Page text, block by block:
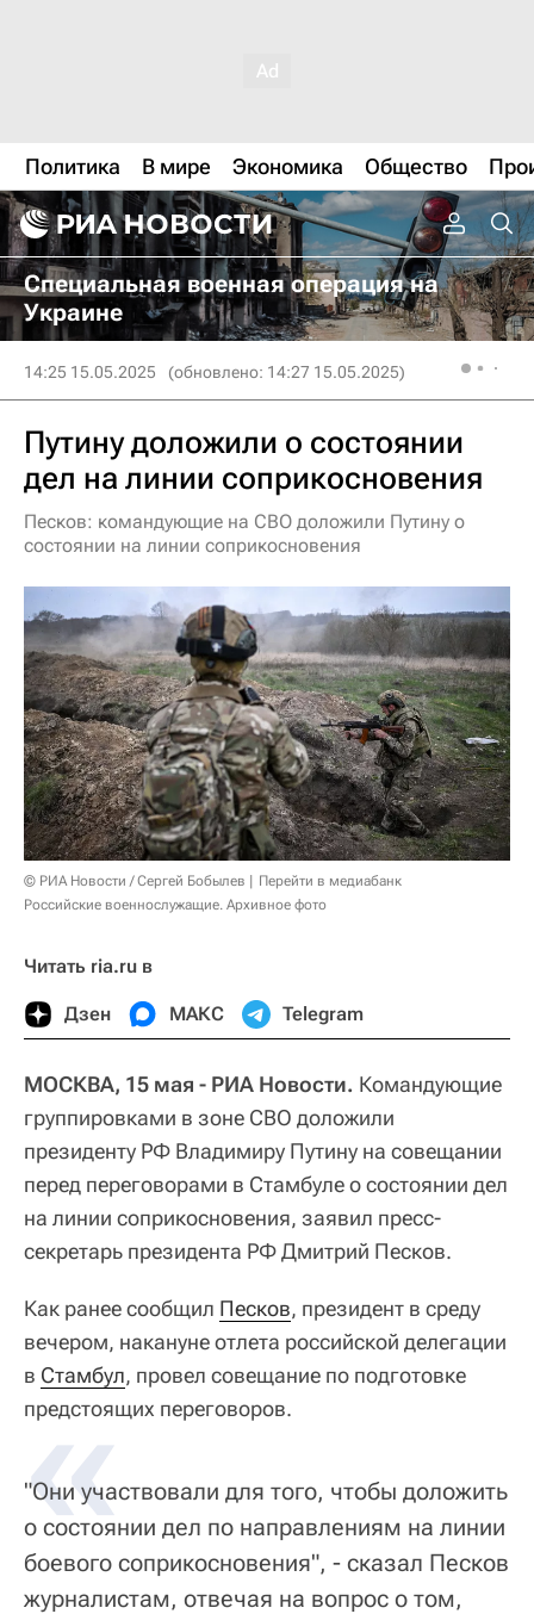
Политика В мире Экономика Общество
Специальная военная операция на
Украине
14:25 15.05.2025 (обновлено: 14:27 15.05.2025)
Путину доложили о состоянии
дел на линии соприкосновения
Песков: командующие на СВО доложили Путину о
состоянии на линии соприкосновения
© РИА Новости / Сергей Бобылев
Перейти в медиабанк
Российские военнослужащие. Архивное фото
Читать ria.ru в
Дзен МАКС Telegram
МОСКВА, 15 мая - РИА Новости. Командующие
группировками в зоне СВО доложили
президенту РФ Владимиру Путину на совещании
перед переговорами в Стамбуле о состоянии дел
на линии соприкосновения, заявил пресс-
секретарь президента РФ Дмитрий Песков.
Как ранее сообщил Песков, президент в среду
вечером, накануне отлета российской делегации
в Стамбул, провел совещание по подготовке
предстоящих переговоров.
«
"Они участвовали для того, чтобы доложить
о состоянии дел по направлениям на линии
боевого соприкосновения", - сказал Песков
журналистам, отвечая на вопрос о том,